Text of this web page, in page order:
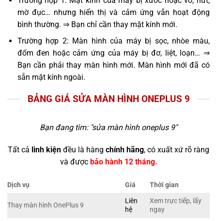
mờ đục… nhưng hiển thị và cảm ứng vẫn hoạt động
bình thường. ⇒ Bạn chỉ cần thay mặt kính mới.
Trường hợp 2: Màn hình của máy bị sọc, nhòe màu,
đốm đen hoặc cảm ứng của máy bị đơ, liệt, loạn… ⇒
Bạn cần phải thay màn hình mới. Màn hình mới đã có
sẵn mặt kính ngoài.
BẢNG GIÁ SỬA MÀN HÌNH ONEPLUS 9
Bạn đang tìm: "sửa màn hình oneplus 9"
Tất cả linh kiện đều là hàng chính hãng, có xuất xứ rõ ràng
và được bảo hành 12 tháng.
Dịch vụ Giá Thời gian
Thay màn hình OnePlus 9
Liên
hệ
Xem trực tiếp, lấy
ngay